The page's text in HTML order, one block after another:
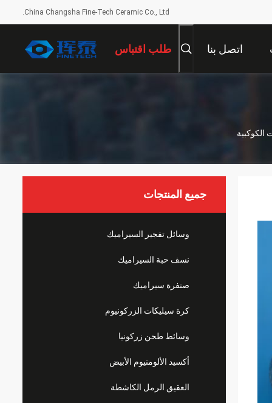
China Changsha Fine-Tech Ceramic Co., Ltd.
اتصل بنا طلب اقتباس
جميع المنتجات
وسائل تفجير السيراميك
نسف حبة السيراميك
صنفرة سيراميك
كرة سيليكات الزركونيوم
وسائط طحن زركونيا
أكسيد الألومنيوم الأبيض
العقيق الرمل الكاشطة